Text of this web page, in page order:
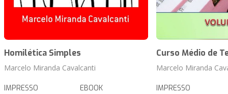
Homilética Simples
Marcelo Miranda Cavalcanti
IMPRESSO EBOOK
Curso Médio de
Marcelo Miranda
IMPRESSO